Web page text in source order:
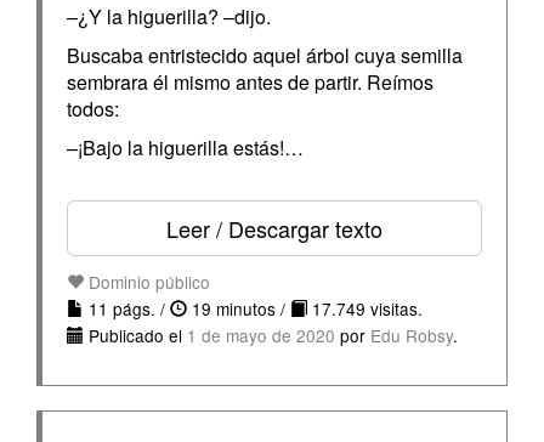
–¿Y la higuerilla? –dijo.
Buscaba entristecido aquel árbol cuya semilla
sembrara él mismo antes de partir. Reímos
todos:
–¡Bajo la higuerilla estás!…
Leer / Descargar texto
Dominio público
11 págs. /
19 minutos /
17.749 visitas.
Publicado el 1 de mayo de 2020 por Edu Robsy.